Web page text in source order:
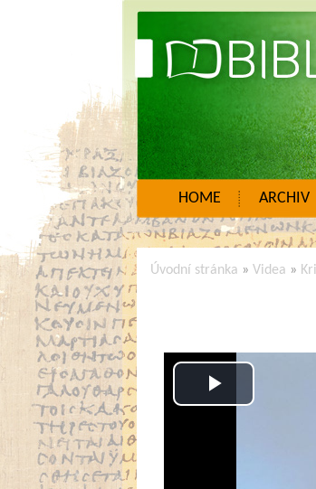
HOME ARCHIV
Úvodní stránka » Videa »
Play